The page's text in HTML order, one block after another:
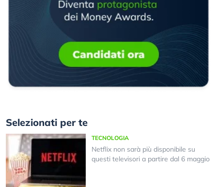
Selezionati per te
TECNOLOGIA
Netflix non sarà più disponibile su
questi televisori a partire dal 6 maggio